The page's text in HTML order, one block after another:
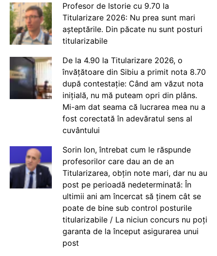
Profesor de Istorie cu 9.70 la
Titularizare 2026: Nu prea sunt mari
așteptările. Din păcate nu sunt posturi
titularizabile
De la 4.90 la Titularizare 2026, o
învățătoare din Sibiu a primit nota 8.70
după contestație: Când am văzut nota
inițială, nu mă puteam opri din plâns.
Mi-am dat seama că lucrarea mea nu a
fost corectată în adevăratul sens al
cuvântului
Sorin Ion, întrebat cum le răspunde
profesorilor care dau an de an
Titularizarea, obțin note mari, dar nu au
post pe perioadă nedeterminată: În
ultimii ani am încercat să ținem cât se
poate de bine sub control posturile
titularizabile / La niciun concurs nu poți
garanta de la început asigurarea unui
post